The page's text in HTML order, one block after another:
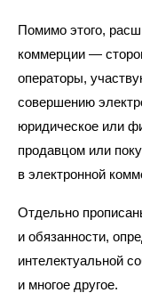
Помимо этого,
коммерции —
операторы,
совершению
юридическое или
продавцом или
в электронной
Отдельно
и обязанности,
интелектуальной
и многое другое.